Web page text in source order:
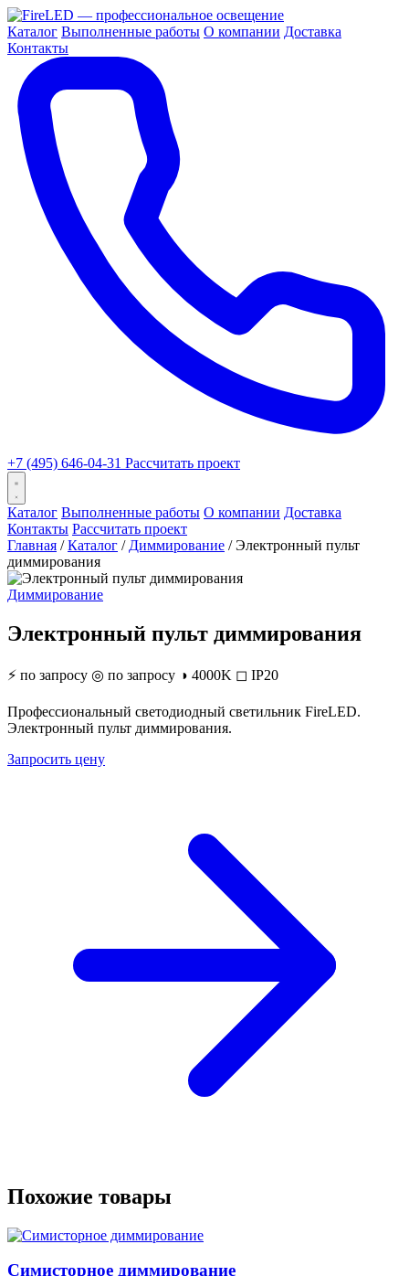
Каталог Выполненные работы О компании Доставка
Контакты
+7 (495) 646-04-31 Рассчитать проект
Каталог Выполненные работы О компании Доставка
Контакты Рассчитать проект
Главная / Каталог / Диммирование / Электронный пульт
диммирования
Диммирование
Электронный пульт диммирования
⚡ по запросу ◎ по запросу ◑ 4000K ◻ IP20
Профессиональный светодиодный светильник FireLED.
Электронный пульт диммирования.
Запросить цену
Похожие товары
Симисторное диммирование